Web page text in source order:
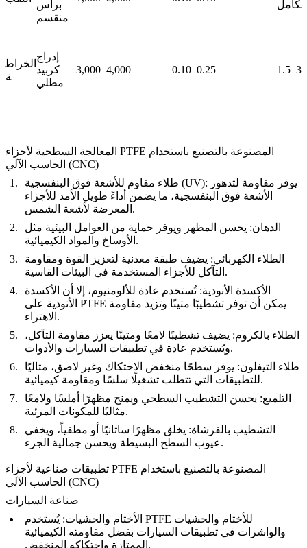
برأس
منقسم
الكامل
الخراط
ة
إدراج
كربيد
مطلي
3,000–4,000 0.10–0.25
المعالجة السطحية لأجزاء PTFE المصنوعة بالتصنيع باستخدام
الحاسب الآلي (CNC)
طلاء مقاوم للأشعة فوق البنفسجية (UV): يوفر مقاومة لتدهور
الأشعة فوق البنفسجية، ما يضمن أداءً طويل الأمد للأجزاء
المعرضة لأشعة الشمس.
الدهان: يحسن المظهر ويوفر حماية من العوامل البيئية مثل
الأوساخ والمواد الكيميائية.
الطلاء الكهربائي: يضيف طبقة معدنية لتعزيز القوة ومقاومة
التآكل للأجزاء المستخدمة في البيئات القاسية.
الأكسدة الأنودية: تُستخدم عادة للألومنيوم، إلا أن الأكسدة
الأنودية على PTFE يمكن أن توفر تشطيبًا متينًا وتزيد مقاومة
الاهتراء.
الطلاء بالكروم: يضيف تشطيبًا لامعًا ومتينًا يعزز مقاومة التآكل،
ويُستخدم عادة في تطبيقات السيارات والأدوات.
طلاء التيفلون: يوفر سطحًا منخفض الاحتكاك وغير لاصق، مثاليًا
للتطبيقات التي تتطلب تشغيلًا سلسًا ومقاومة كيميائية.
التلميع: يحسن التشطيب السطحي ويمنح مظهرًا أملسًا ولامعًا
مثاليًا للمكونات المرئية.
التشطيب بالفرشاة: يخلق مظهرًا ساتانيًا أو مطفياً، ويخفي
عيوب السطح البسيطة ويحسن جمالية الجزء.
تطبيقات صناعية لأجزاء PTFE المصنوعة بالتصنيع باستخدام
الحاسب الآلي (CNC)
صناعة السيارات
الأختام والحشيات: يُستخدم PTFE للأختام والحشيات
والواشرات في تطبيقات السيارات بفضل مقاومته الكيميائية
الممتازة واحتكاكه المنخفض.